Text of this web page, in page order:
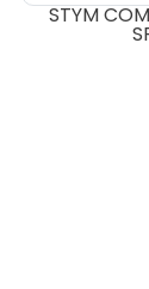
STYM